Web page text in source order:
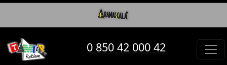
0 850 42 000 42